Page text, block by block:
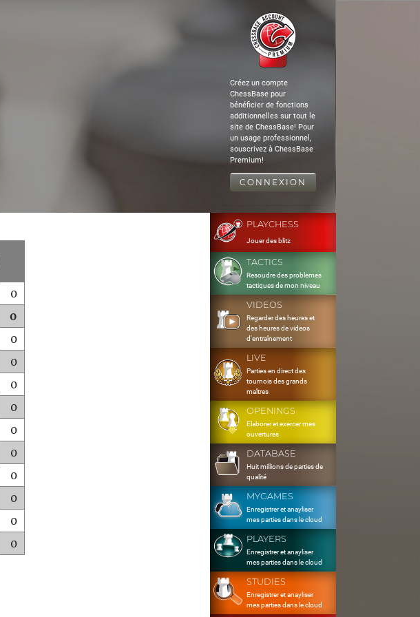
Créez un compte
ChessBase pour
bénéficier de fonctions
additionnelles sur tout le
site de ChessBase! Pour
un usage professionnel,
souscrivez à ChessBase
Premium!
CONNEXION
0
0
0
0
0
0
0
0
0
0
0
0
PLAYCHESS
Jouer des blitz
TACTICS
Resoudre des problemes
tactiques de mon niveau
VIDEOS
Regarder des heures et
des heures de videos
d'entraînement
LIVE
Parties en direct des
tournois des grands
maîtres
OPENINGS
Elaborer et exercer mes
ouvertures
DATABASE
Huit millions de parties de
qualité
MYGAMES
Enregistrer et anayliser
mes parties dans le cloud
PLAYERS
Enregistrer et anayliser
mes parties dans le cloud
STUDIES
Enregistrer et anayliser
mes parties dans le cloud